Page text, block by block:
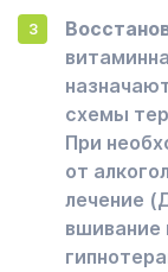
схемы
При
от
лечение
вшивание